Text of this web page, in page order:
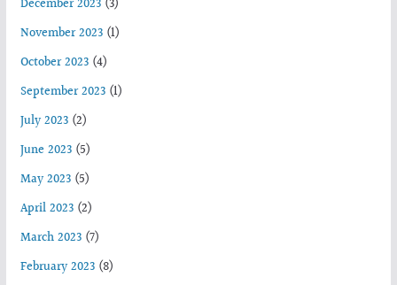
December 2023(3)
November 2023(1)
October 2023(4)
September 2023(1)
July 2023(2)
June 2023(5)
May 2023(5)
April 2023(2)
March 2023(7)
February 2023(8)